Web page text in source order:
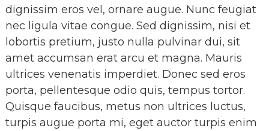
dignissim eros vel, ornare augue. Nunc feugiat
nec ligula vitae congue. Sed dignissim, nisi et
lobortis pretium, justo nulla pulvinar dui, sit
amet accumsan erat arcu et magna. Mauris
ultrices venenatis imperdiet. Donec sed eros
porta, pellentesque odio quis, tempus tortor.
Quisque faucibus, metus non ultrices luctus,
turpis augue porta mi, eget auctor turpis enim